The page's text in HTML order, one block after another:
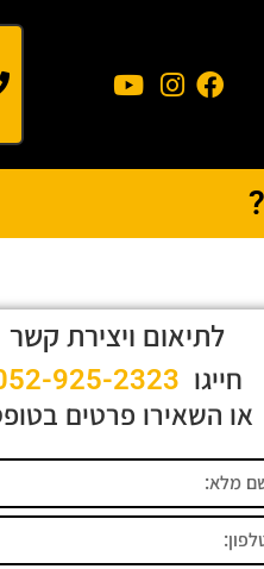
לתיאום ויצירת קשר
חייגו 925-2323
או השאירו פרטים